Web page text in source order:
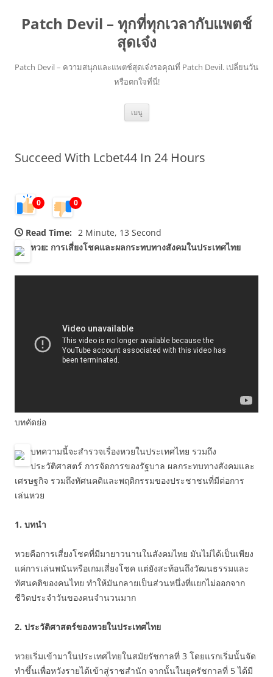
Patch Devil – ทุกที่ทุกเวลากับแพตช์
สุดเจ๋ง
Patch Devil – ความสนุกและแพตช์สุดเจ๋งรอคุณที่ Patch Devil. เปลี่ยนวัน
หรือตกใจที่นี่!
เมนู ข้าม
ยัง
Succeed With Lcbet44 In 24 Hours
0 0
Read Time: 2 Minute, 13 Second
หวย: การเสี่ยงโชคและผลกระทบทางสังคมในประเทศไทย
บทคัดย่อ
บทความนี้จะสำรวจเรื่องหวยในประเทศไทย รวมถึง
ประวัติศาสตร์ การจัดการของรัฐบาล ผลกระทบทางสังคมและ
เศรษฐกิจ รวมถึงทัศนคติและพฤติกรรมของประชาชนที่มีต่อการ
เล่นหวย
1. บทนำ
หวยคือการเสี่ยงโชคที่มีมายาวนานในสังคมไทย มันไม่ได้เป็นเพียง
แค่การเล่นพนันหรือเกมเสี่ยงโชค แต่ยังสะท้อนถึงวัฒนธรรมและ
ทัศนคติของคนไทย ทำให้มันกลายเป็นส่วนหนึ่งที่แยกไม่ออกจาก
ชีวิตประจำวันของคนจำนวนมาก
2. ประวัติศาสตร์ของหวยในประเทศไทย
หวยเริ่มเข้ามาในประเทศไทยในสมัยรัชกาลที่ 3 โดยแรกเริ่มนั้นจัด
ทำขึ้นเพื่อหวังรายได้เข้าสู่ราชสำนัก จากนั้นในยุครัชกาลที่ 5 ได้มี